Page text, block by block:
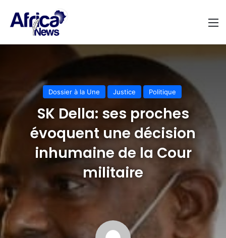
Dossier à la Une Justice Politique
SK Della: ses proches
évoquent une décision
inhumaine de la Cour
militaire